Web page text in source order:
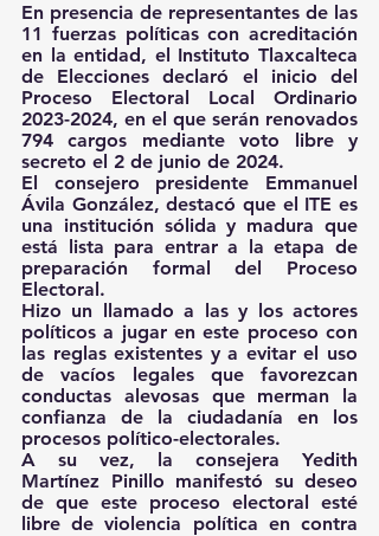
En presencia de representantes de las
11 fuerzas políticas con acreditación
en la entidad, el Instituto Tlaxcalteca
de Elecciones declaró el inicio del
Proceso Electoral Local Ordinario
2023-2024, en el que serán renovados
794 cargos mediante voto libre y
secreto el 2 de junio de 2024.
El consejero presidente Emmanuel
Ávila González, destacó que el ITE es
una institución sólida y madura que
está lista para entrar a la etapa de
preparación formal del Proceso
Electoral.
Hizo un llamado a las y los actores
políticos a jugar en este proceso con
las reglas existentes y a evitar el uso
de vacíos legales que favorezcan
conductas alevosas que merman la
confianza de la ciudadanía en los
procesos político-electorales.
A su vez, la consejera Yedith
Martínez Pinillo manifestó su deseo
de que este proceso electoral esté
libre de violencia política en contra